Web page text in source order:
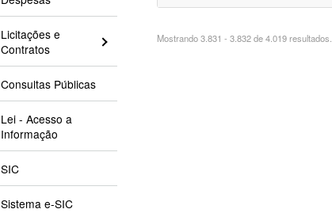
Licitações e
Contratos
Consultas Públicas
Lei - Acesso a
Informação
SIC
Sistema e-SIC
Mostrando 3.831 - 3.832 de 4.019 resultados.